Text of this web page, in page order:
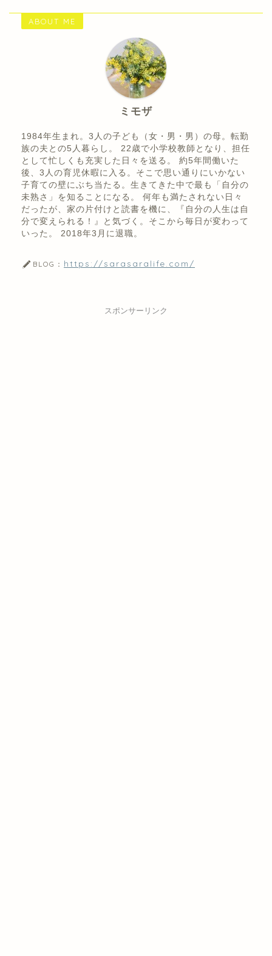
ABOUT ME
ミモザ
1984年生まれ。3人の子ども（女・男・男）の母。転勤
族の夫との5人暮らし。 22歳で小学校教師となり、担任
として忙しくも充実した日々を送る。 約5年間働いた
後、3人の育児休暇に入る。そこで思い通りにいかない
子育ての壁にぶち当たる。生きてきた中で最も「自分の
未熟さ」を知ることになる。 何年も満たされない日々
だったが、家の片付けと読書を機に、『自分の人生は自
分で変えられる！』と気づく。そこから毎日が変わって
いった。 2018年3月に退職。
BLOG： https://sarasaralife.com/
スポンサーリンク